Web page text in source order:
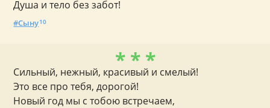
Душа и тело без забот!
Сыну10
* * *
Сильный, нежный, красивый и смелый!
Это все про тебя, дорогой!
Новый год мы с тобою встречаем,